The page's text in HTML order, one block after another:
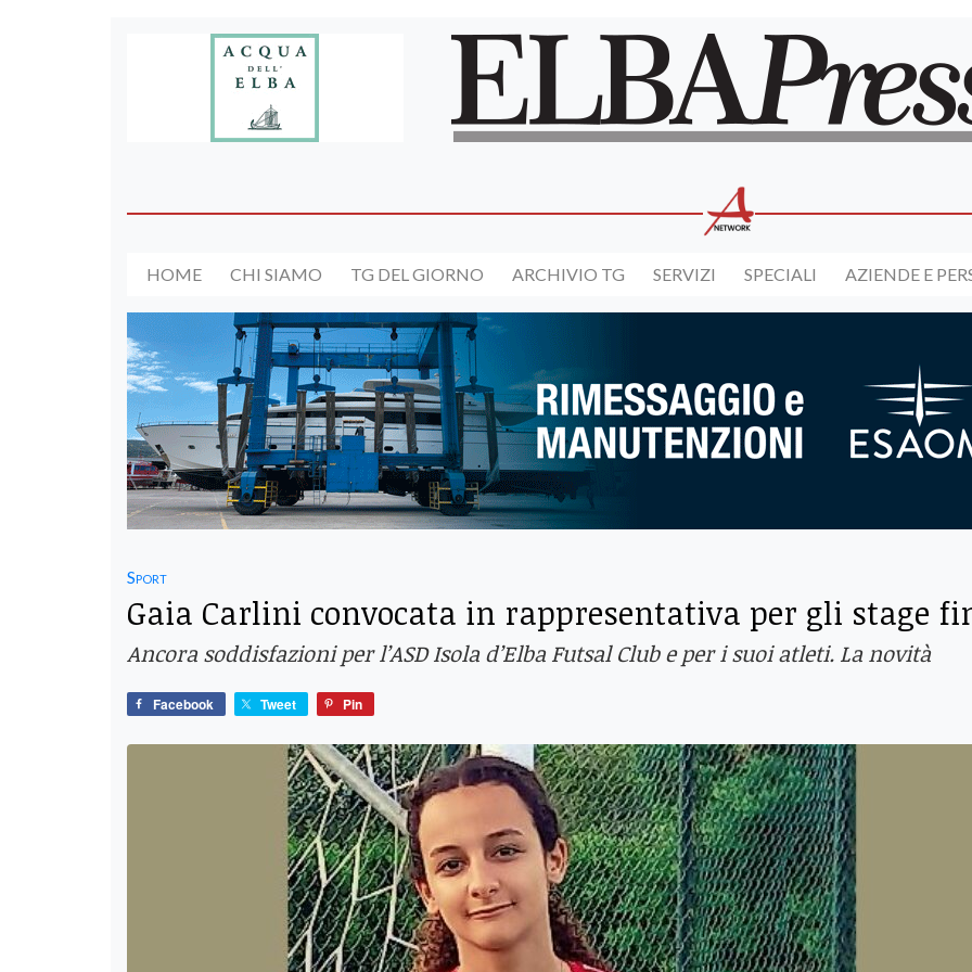
HOME CHI SIAMO TG DEL GIORNO ARCHIVIO TG SERVIZI SPECIALI AZIENDE E
Sport
Gaia Carlini convocata in rappresentativa per gli stage
Ancora soddisfazioni per l’ASD Isola d’Elba Futsal Club e per i suoi atleti. La novità
Facebook Tweet Pin